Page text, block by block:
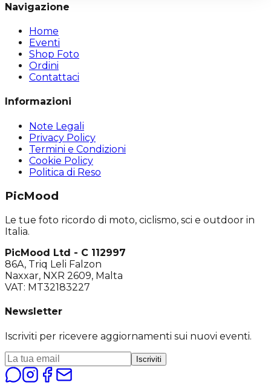
Navigazione
Home
Eventi
Shop Foto
Ordini
Contattaci
Informazioni
Note Legali
Privacy Policy
Termini e Condizioni
Cookie Policy
Politica di Reso
PicMood
Le tue foto ricordo di moto, ciclismo, sci e outdoor in
Italia.
PicMood Ltd - C 112997
86A, Triq Leli Falzon
Naxxar, NXR 2609, Malta
VAT: MT32183227
Newsletter
Iscriviti per ricevere aggiornamenti sui nuovi eventi.
Iscriviti